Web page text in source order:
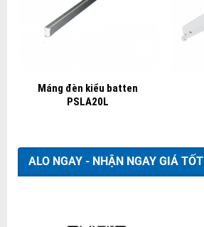
Máng đèn kiểu batten
PSLA20L
ALO NGAY - NHẬN NGAY GIÁ TỐT